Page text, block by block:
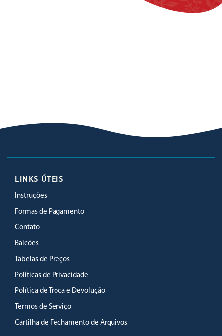
LINKS ÚTEIS
Instruções
Formas de Pagamento
Contato
Balcões
Tabelas de Preços
Políticas de Privacidade
Política de Troca e Devolução
Termos de Serviço
Cartilha de Fechamento de Arquivos